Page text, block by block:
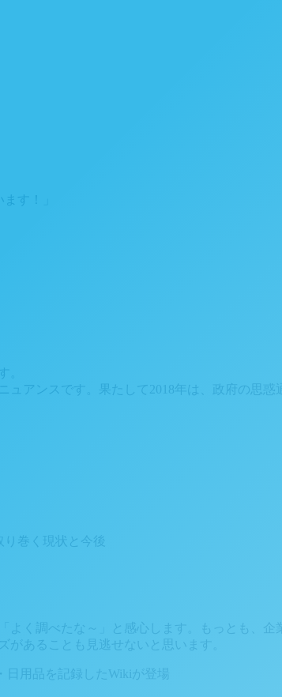
す！」
。
ュアンスです。果たして2018年は、政府の思惑
巻く現状と今後
よく調べたな～」と感心します。もっとも、企
あることも見逃せないと思います。
用品を記録したWikiが登場